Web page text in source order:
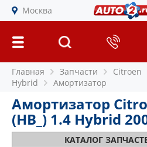
Москва
Главная Запчасти Citroen
Hybrid
Амортизатор
Амортизатор
(HB_) 1.4 Hybrid
КАТАЛОГ